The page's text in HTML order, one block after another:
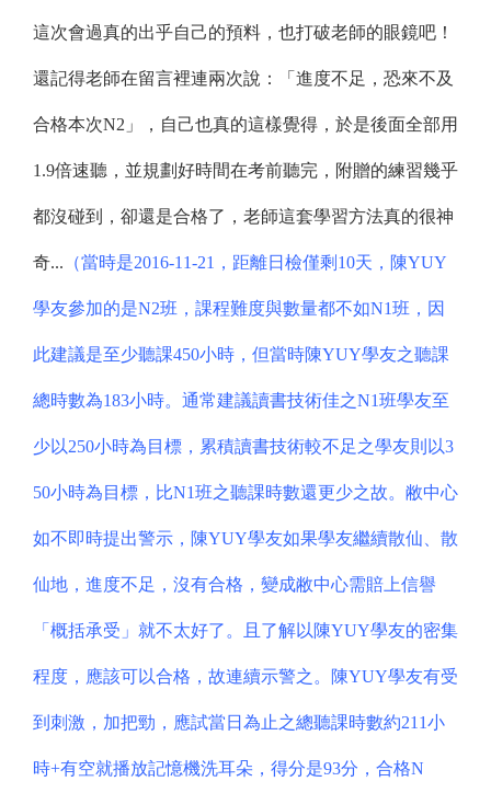
這次會過真的出乎自己的預料，也打破老師的眼鏡吧！
還記得老師在留言裡連兩次說：「進度不足，恐來不及
合格本次N2」，自己也真的這樣覺得，於是後面全部用
1.9倍速聽，並規劃好時間在考前聽完，附贈的練習幾乎
都沒碰到，卻還是合格了，老師這套學習方法真的很神
奇... （當時是2016-11-21，距離日檢僅剩10天，陳YUY
學友參加的是N2班，課程難度與數量都不如N1班，因
此建議是至少聽課450小時，但當時陳YUY學友之聽課
總時數為183小時。通常建議讀書技術佳之N1班學友至
少以250小時為目標，累積讀書技術較不足之學友則以3
50小時為目標，比N1班之聽課時數還更少之故。敝中心
如不即時提出警示，陳YUY學友如果學友繼續散仙、散
仙地，進度不足，沒有合格，變成敝中心需賠上信譽
「概括承受」就不太好了。且了解以陳YUY學友的密集
程度，應該可以合格，故連續示警之。陳YUY學友有受
到刺激，加把勁，應試當日為止之總聽課時數約211小
時+有空就播放記憶機洗耳朵，得分是93分，合格N